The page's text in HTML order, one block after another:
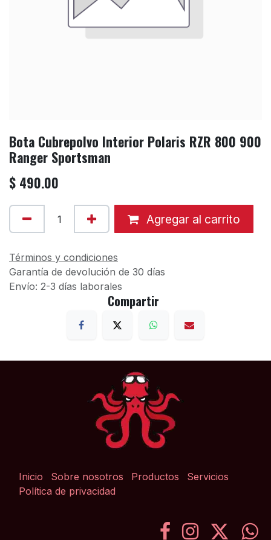
Bota Cubrepolvo Interior Polaris RZR 800 900
Ranger Sportsman
$ 490.00
Agregar al carrito
Términos y condiciones
Garantía de devolución de 30 días
Envío: 2-3 días laborales
Compartir
Inicio Sobre nosotros Productos
Servicios
Política de privacidad